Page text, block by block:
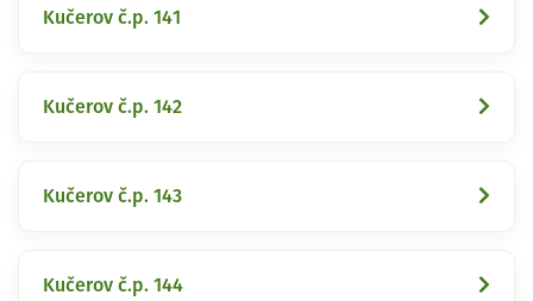
Kučerov č.p. 141
Kučerov č.p. 142
Kučerov č.p. 143
Kučerov č.p. 144